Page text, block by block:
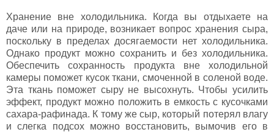
Хранение вне холодильника. Когда вы отдыхаете на
даче или на природе, возникает вопрос хранения сыра,
поскольку в пределах досягаемости нет холодильника.
Однако продукт можно сохранить и без холодильника.
Обеспечить сохранность продукта вне холодильной
камеры поможет кусок ткани, смоченной в соленой воде.
Эта ткань поможет сыру не высохнуть. Чтобы усилить
эффект, продукт можно положить в емкость с кусочками
сахара-рафинада. К тому же сыр, который потерял влагу
и слегка подсох можно восстановить, вымочив его в